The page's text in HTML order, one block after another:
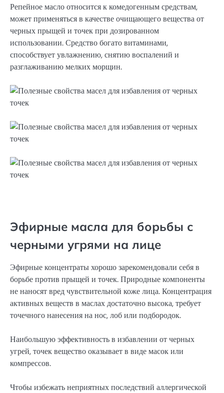
Репейное масло относится к комедогенным средствам,
может применяться в качестве очищающего вещества от
черных прыщей и точек при дозированном
использовании. Средство богато витаминами,
способствует увлажнению, снятию воспалений и
разглаживанию мелких морщин.
Эфирные масла для борьбы с
черными угрями на лице
Эфирные концентраты хорошо зарекомендовали себя в
борьбе против прыщей и точек. Природные компоненты
не наносят вред чувствительной коже лица. Концентрация
активных веществ в маслах достаточно высока, требует
точечного нанесения на нос, лоб или подбородок.
Наибольшую эффективность в избавлении от черных
угрей, точек вещество оказывает в виде масок или
компрессов.
Чтобы избежать неприятных последствий аллергической